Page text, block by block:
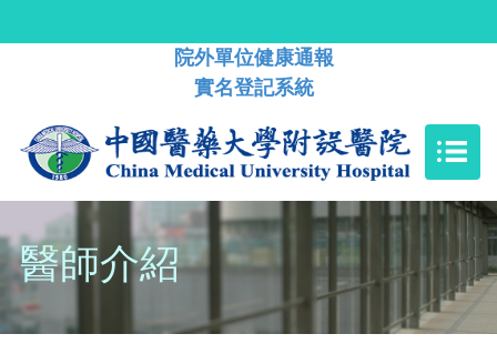
院外單位健康通報
實名登記系統
醫師介紹